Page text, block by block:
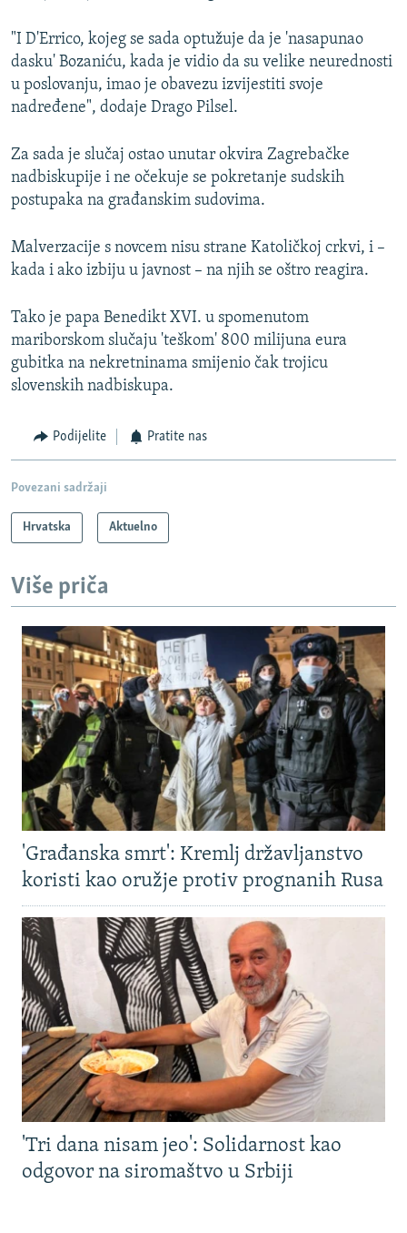
"I D'Errico, kojeg se sada optužuje da je 'nasapunao
dasku' Bozaniću, kada je vidio da su velike neurednosti
u poslovanju, imao je obavezu izvijestiti svoje
nadređene", dodaje Drago Pilsel.
Za sada je slučaj ostao unutar okvira Zagrebačke
nadbiskupije i ne očekuje se pokretanje sudskih
postupaka na građanskim sudovima.
Malverzacije s novcem nisu strane Katoličkoj crkvi, i –
kada i ako izbiju u javnost – na njih se oštro reagira.
Tako je papa Benedikt XVI. u spomenutom
mariborskom slučaju 'teškom' 800 milijuna eura
gubitka na nekretninama smijenio čak trojicu
slovenskih nadbiskupa.
Podijelite Pratite nas
Povezani sadržaji
Hrvatska Aktuelno
Više priča
'Građanska smrt': Kremlj državljanstvo
koristi kao oružje protiv prognanih Rusa
'Tri dana nisam jeo': Solidarnost kao
odgovor na siromaštvo u Srbiji